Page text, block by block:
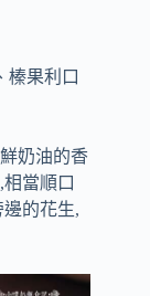
榛果利口
奶油的香
當順口
的花生,